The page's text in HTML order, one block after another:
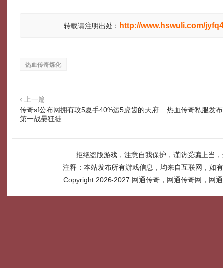
转载请注明出处： http://www.hswuli.com/
热血传奇炼化
上一篇
传奇sf公布网拥有攻5夏手40%运5虎齿的天府
第一战晏狂徒
热血传奇私服发
拒绝盗版游戏，注意自我保护，谨防受骗上当
注释：本站发布所有游戏信息，均来自互联网，如
Copyright 2026-2027 网通传奇，网通传奇网，网